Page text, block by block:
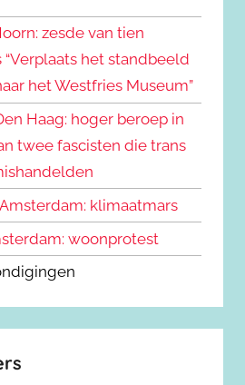
n
zesde van tien
het standbeeld
het Westfries Museum”
Haag: hoger beroep in
twee fascisten die trans
klimaatmars
woonprotest